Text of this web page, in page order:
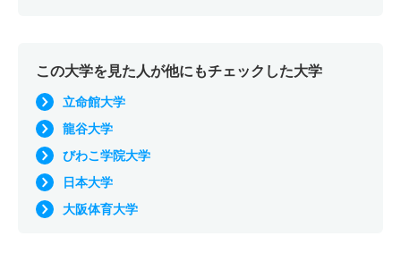
この大学を見た人が他にもチェックした大学
立命館大学
龍谷大学
びわこ学院大学
日本大学
大阪体育大学